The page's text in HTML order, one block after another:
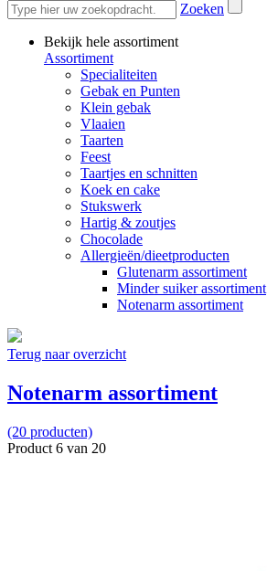
Zoeken
Bekijk hele assortiment
Assortiment
Specialiteiten
Gebak en Punten
Klein gebak
Vlaaien
Taarten
Feest
Taartjes en schnitten
Koek en cake
Stukswerk
Hartig & zoutjes
Chocolade
Allergieën/dieetproducten
Glutenarm assortiment
Minder suiker assortiment
Notenarm assortiment
Terug naar overzicht
Notenarm assortiment
(20 producten)
Product 6 van 20